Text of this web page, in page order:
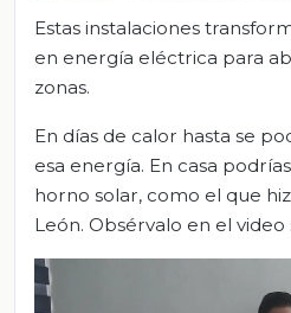
Estas instalaciones
en energía eléctrica para
zonas.
En días de calor hasta se
esa energía. En casa
horno solar, como el que
León. Obsérvalo en el video